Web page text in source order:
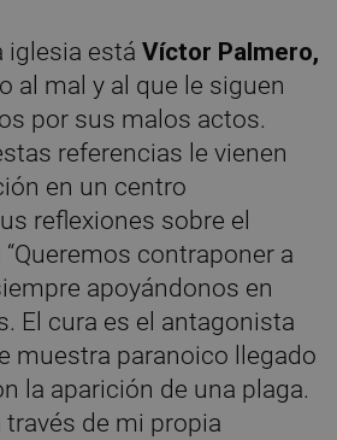
iglesia estáVíctor Palmero,
al mal y al que le siguen
por sus malos actos.
referencias le vienen
en un centro
reflexiones sobre el
contraponer a
apoyándonos en
El cura es el antagonista
muestra paranoico llegado
la aparición de una plaga.
través de mi propia